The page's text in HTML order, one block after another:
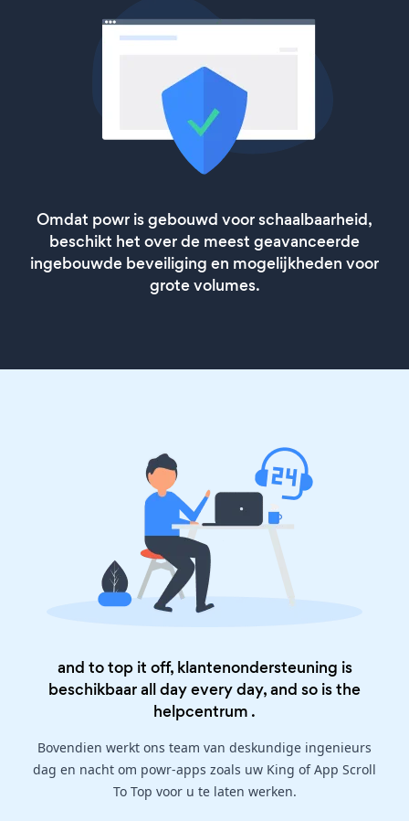
Omdat powr is gebouwd voor schaalbaarheid,
beschikt het over de meest geavanceerde
ingebouwde beveiliging en mogelijkheden voor
grote volumes.
and to top it off, klantenondersteuning is
beschikbaar all day every day, and so is the
helpcentrum .
Bovendien werkt ons team van deskundige ingenieurs
dag en nacht om powr-apps zoals uw King of App Scroll
To Top voor u te laten werken.